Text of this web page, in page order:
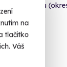
na
tlačítko
Váš
Budišovkou
lokalit)